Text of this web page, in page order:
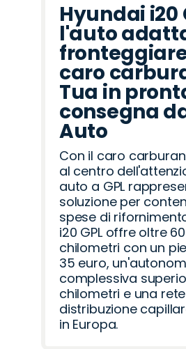
Hyundai i20
l'auto
caro
Tua in
consegna
Auto
Con il caro
al centro
auto a GPL
soluzione per
spese di
i20 GPL offre oltre
chilometri con un
35 euro,
complessiva
chilometri e una
distribuzione
in Europa.